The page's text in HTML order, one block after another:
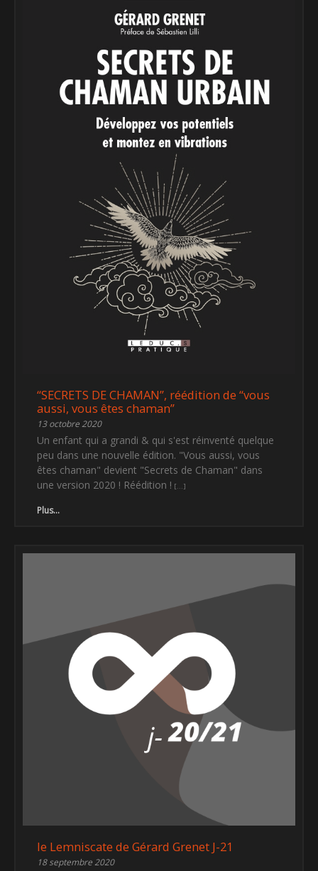
“SECRETS DE CHAMAN”, réédition de “vous
aussi, vous êtes chaman”
13 octobre 2020
Un enfant qui a grandi & qui s'est réinventé quelque
peu dans une nouvelle édition. "Vous aussi, vous
êtes chaman" devient "Secrets de Chaman" dans
une version 2020 ! Réédition !
Plus...
le Lemniscate de Gérard Grenet J-21
18 septembre 2020